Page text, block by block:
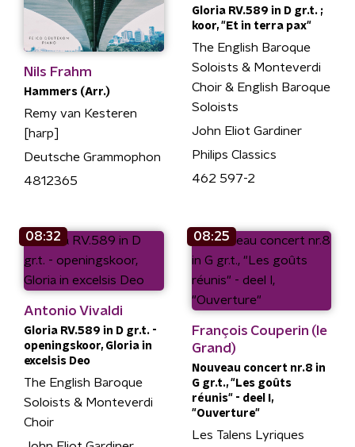
Nils Frahm
Hammers (Arr.)
Remy van Kesteren
[harp]
Deutsche Grammophon
4812365
Gloria RV.589 in D gr.t. ;
koor, "Et in terra pax"
The English Baroque
Soloists & Monteverdi
Choir & English Baroque
Soloists
John Eliot Gardiner
Philips Classics
462 597-2
08:32
Antonio Vivaldi
Gloria RV.589 in D gr.t. -
openingskoor, Gloria in
excelsis Deo
The English Baroque
Soloists & Monteverdi
Choir
08:25
François Couperin (le
Grand)
Nouveau concert nr.8 in
G gr.t., "Les goûts
réunis" - deel I,
"Ouverture"
Les Talens Lyriques